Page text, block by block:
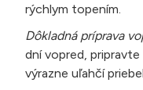
rýchlym topením.
Dôkladná príprava
dní vopred,
výrazne uľahčí